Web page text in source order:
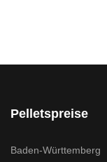
Pelletspreise
Baden-Württemberg